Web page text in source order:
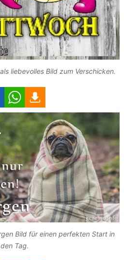
liebevolles Bild zum Verschicken.
Bild für einen perfekten Start in
den Tag.